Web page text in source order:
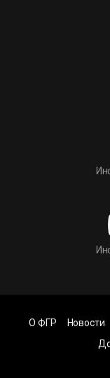
О ФГР Новости